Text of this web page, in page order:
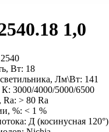
1,0
Вт: 18
Лм\Вт: 141
3000/4000/5000/6500
Ra: > 80 Ra
%: < 1 %
Д (косинусная 120°)